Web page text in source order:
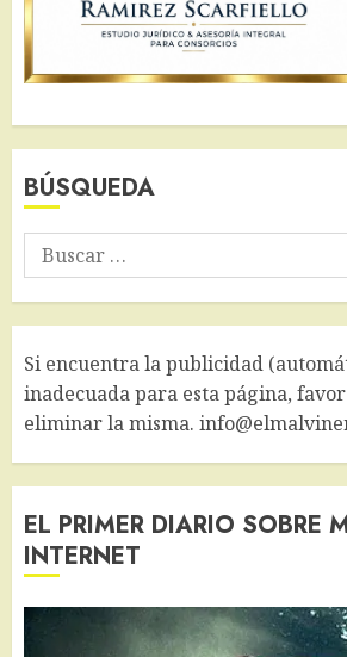
BÚSQUEDA
Buscar:
Si encuentra la publicidad
inadecuada para esta página,
eliminar la misma.
EL PRIMER DIARIO SOBRE
INTERNET